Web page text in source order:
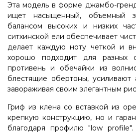
Эта модель в форме джамбо-
ищет насыщенный, объемный
балансом высоких и низких
ситхинской ели обеспечивает
делает каждую ноту четкой и
хорошо подходит для разных
противень и обечайки из
блестящие обертоны, усиливают
завораживая своим элегантным
Гриф из клена со вставкой из
крепкую конструкцию, но и
благодаря профилю "low profile".